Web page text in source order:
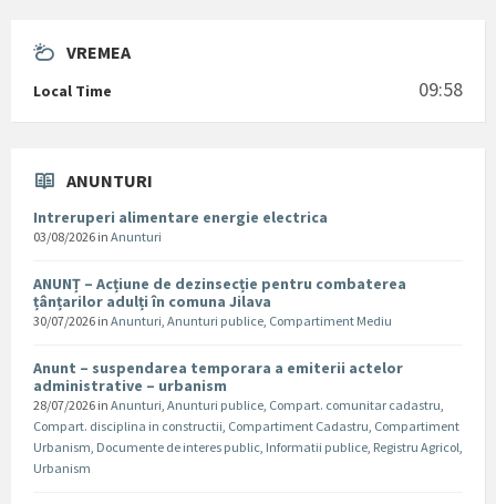
VREMEA
Local Time 09:58
ANUNTURI
Intreruperi alimentare energie electrica
03/08/2026 in Anunturi
ANUNȚ – Acțiune de dezinsecție pentru combaterea
țânțarilor adulți în comuna Jilava
30/07/2026 in Anunturi, Anunturi publice, Compartiment Mediu
Anunt – suspendarea temporara a emiterii actelor
administrative – urbanism
28/07/2026 in Anunturi, Anunturi publice, Compart. comunitar cadastru,
Compart. disciplina in constructii, Compartiment Cadastru, Compartiment
Urbanism, Documente de interes public, Informatii publice, Registru Agricol,
Urbanism